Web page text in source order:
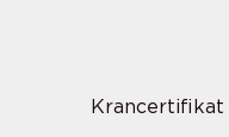
Krancertifikat